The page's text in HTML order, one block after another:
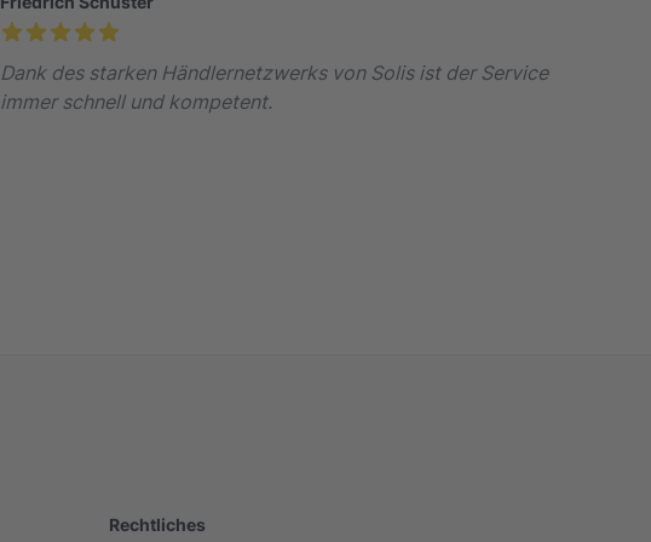
Dank des starken Händlernetzwerks von Solis ist der Service
immer schnell und kompetent.
Rechtliches